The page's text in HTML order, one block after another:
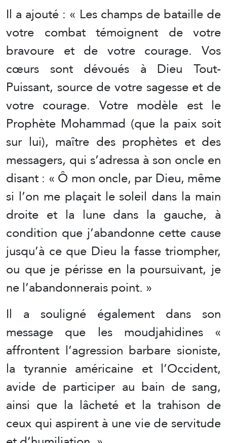
Il a ajouté : « Les champs de bataille de
votre combat témoignent de votre
bravoure et de votre courage. Vos
cœurs sont dévoués à Dieu Tout-
Puissant, source de votre sagesse et de
votre courage. Votre modèle est le
Prophète Mohammad (que la paix soit
sur lui), maître des prophètes et des
messagers, qui s’adressa à son oncle en
disant : « Ô mon oncle, par Dieu, même
si l’on me plaçait le soleil dans la main
droite et la lune dans la gauche, à
condition que j’abandonne cette cause
jusqu’à ce que Dieu la fasse triompher,
ou que je périsse en la poursuivant, je
ne l’abandonnerais point. »
Il a souligné également dans son
message que les moudjahidines «
affrontent l’agression barbare sioniste,
la tyrannie américaine et l’Occident,
avide de participer au bain de sang,
ainsi que la lâcheté et la trahison de
ceux qui aspirent à une vie de servitude